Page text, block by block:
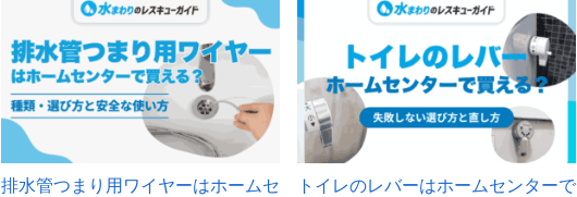
排水管つまり用ワイヤーはホームセ
トイレのレバーはホームセンターで